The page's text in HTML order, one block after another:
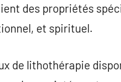
des propriétés
et spirituel.
de lithothérapie